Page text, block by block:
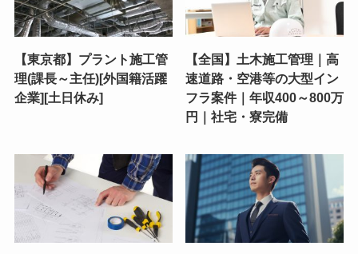
【東京都】プラント施工管
理(課長～主任)[外国籍活躍
企業][土日休み]
【全国】土木施工管理｜高
速道路・空港等の大型イン
フラ案件｜年収400～800万
円｜社宅・寮完備